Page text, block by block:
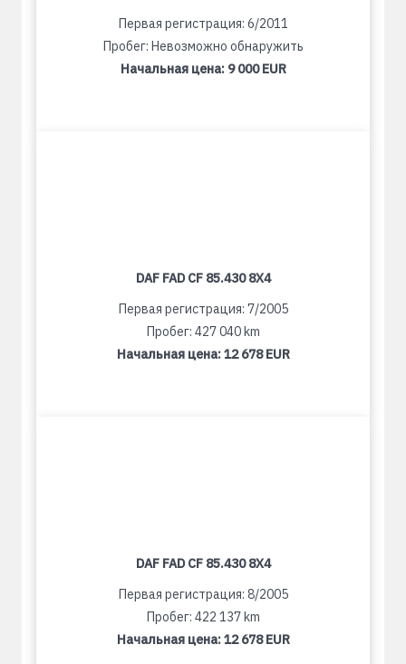
Первая регистрация: 6/2011
Пробег: Невозможно обнаружить
Начальная цена: 9 000 EUR
DAF FAD CF 85.430 8X4
Первая регистрация: 7/2005
Пробег: 427 040 km
Начальная цена:12 678 EUR
DAF FAD CF 85.430 8X4
Первая регистрация: 8/2005
Пробег: 422 137 km
Начальная цена:12 678 EUR